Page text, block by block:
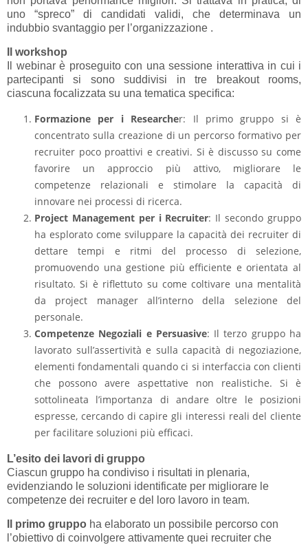
uno “spreco” di candidati validi, che determinava un
indubbio svantaggio per l’organizzazione .
Il workshop
Il webinar è proseguito con una sessione interattiva in cui i
partecipanti si sono suddivisi in tre breakout rooms,
ciascuna focalizzata su una tematica specifica:
Formazione per i Researcher: Il primo gruppo si è
concentrato sulla creazione di un percorso formativo per
recruiter poco proattivi e creativi. Si è discusso su come
favorire un approccio più attivo, migliorare le
competenze relazionali e stimolare la capacità di
innovare nei processi di ricerca.
Project Management per i Recruiter: Il secondo gruppo
ha esplorato come sviluppare la capacità dei recruiter di
dettare tempi e ritmi del processo di selezione,
promuovendo una gestione più efficiente e orientata al
risultato. Si è riflettuto su come coltivare una mentalità
da project manager all’interno della selezione del
personale.
Competenze Negoziali e Persuasive: Il terzo gruppo ha
lavorato sull’assertività e sulla capacità di negoziazione,
elementi fondamentali quando ci si interfaccia con clienti
che possono avere aspettative non realistiche. Si è
sottolineata l’importanza di andare oltre le posizioni
espresse, cercando di capire gli interessi reali del cliente
per facilitare soluzioni più efficaci.
L’esito dei lavori di gruppo
Ciascun gruppo ha condiviso i risultati in plenaria,
evidenziando le soluzioni identificate per migliorare le
competenze dei recruiter e del loro lavoro in team.
Il primo gruppo ha elaborato un possibile percorso con
l’obiettivo di coinvolgere attivamente quei recruiter che